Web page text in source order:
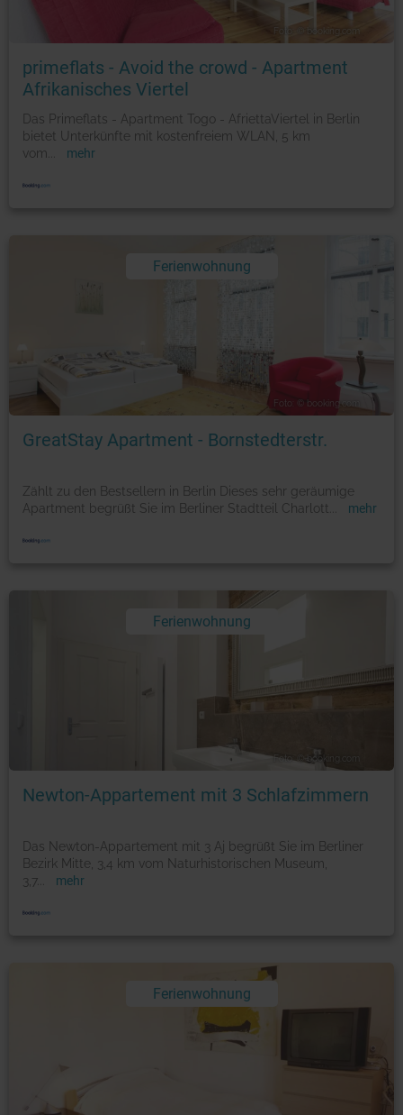
Foto: © booking.com
primeflats - Avoid the crowd - Apartment
Afrikanisches Viertel
Das Primeflats - Apartment Togo - AfriettaViertel in Berlin
bietet Unterkünfte mit kostenfreiem WLAN, 5 km
vom
mehr
Ferienwohnung
Foto: © booking.com
GreatStay Apartment - Bornstedterstr.
Zählt zu den Bestsellern in Berlin Dieses sehr geräumige
Apartment begrüßt Sie im Berliner Stadtteil Charlott
mehr
Ferienwohnung
Foto: © booking.com
Newton-Appartement mit 3 Schlafzimmern
Das Newton-Appartement mit 3 Aj begrüßt Sie im Berliner
Bezirk Mitte, 3,4 km vom Naturhistorischen Museum,
3,7... mehr
Ferienwohnung